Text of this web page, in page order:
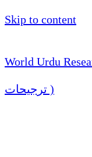
Skip to content
World Urdu
ترجیحات )